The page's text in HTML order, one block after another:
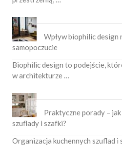
Wpływ biophilic design
samopoczucie
Biophilic design to podejście,
w architekturze …
Praktyczne porady –
szuflady i szafki?
Organizacja kuchennych szuflad i